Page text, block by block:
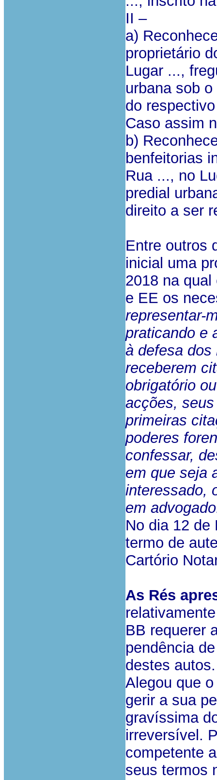
II –
a)
proprietário
Lugar ...,
urbana sob
do
Caso assim
b)
benfeitorias
Rua ..., no
predial
direito a ser
Entre outros
inicial uma
2018 na qual
e EE os
representar-
praticando e
à defesa dos
receberem
obrigatório
acções,
primeiras
poderes
confessar,
em que seja
interessado,
em
No dia 12 de
termo de
Cartório
As Rés
BB requerer
pendência
destes autos.
Alegou que
gerir a sua
gravíssima
irreversível.
competente
seus termos